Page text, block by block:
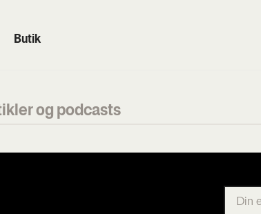
Butik